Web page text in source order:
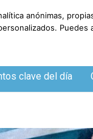
de 2026
clave del día
anónimas,